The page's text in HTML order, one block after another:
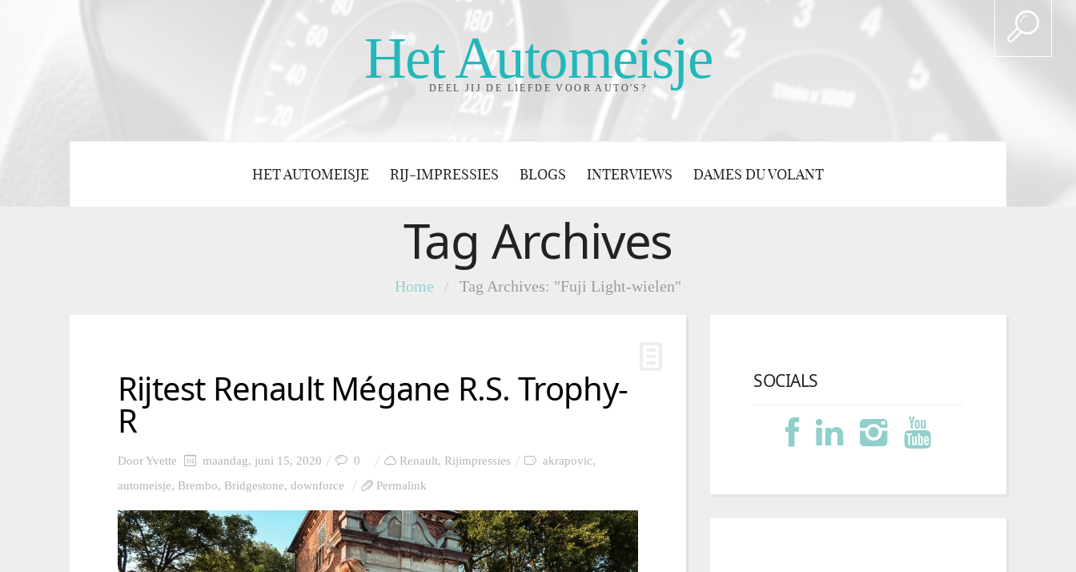
Het Automeisje
DEEL JIJ DE LIEFDE VOOR AUTO'S?
HET AUTOMEISJE RIJ-IMPRESSIES BLOGS INTERVIEWS DAMES DU VOLANT
Tag Archives
Home / Tag Archives: "Fuji Light-wielen"
Rijtest Renault Mégane R.S. Trophy-
R
DoorYvette maandag, juni 15, 2020 0 Renault, Rijimpressies akrapovic,
automeisje, Brembo, Bridgestone, downforce Permalink
SOCIALS